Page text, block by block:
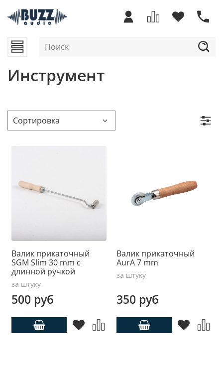
Инструмент
Валик прикаточный
SGM Slim 30 mm с
длинной ручкой
за штуку
500 руб
Валик прикаточный
AurA 7 mm
за штуку
350 руб